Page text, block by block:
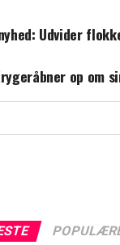
Jul
siden 2009
Udvider
op om